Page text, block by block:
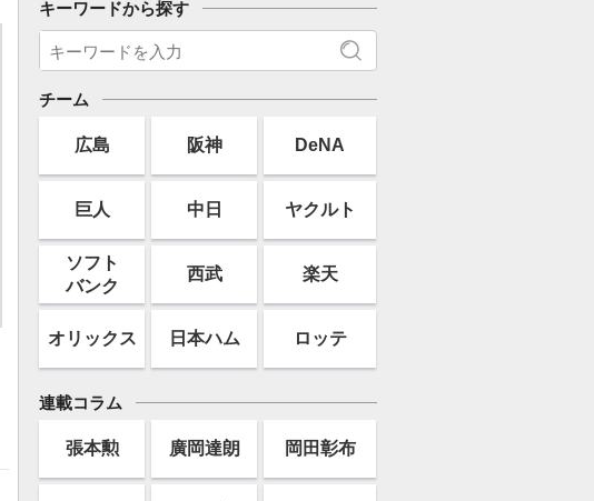
キーワードから探す
チーム
広島 阪神 DeNA
巨人 中日 ヤクルト
ソフト
バンク
西武 楽天
オリックス 日本ハム ロッテ
連載コラム
張本勲 廣岡達朗 岡田彰布